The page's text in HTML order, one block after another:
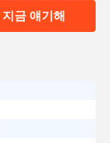
지금 얘기해